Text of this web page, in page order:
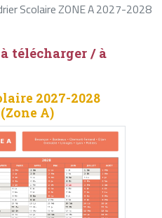
Scolaire ZONE A 2027-2028
télécharger / à
2027-2028
A)